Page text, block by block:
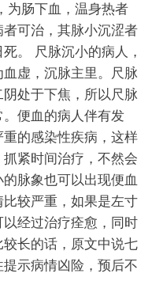
为肠下血，温身热者
可治，其脉小沉涩者
。
尺脉沉小的病人，
虚，沉脉主里。尺脉
处于下焦，所以尺脉
便血的病人伴有发
的感染性疾病，这样
紧时间治疗，不然会
脉象也可以出现便血
较严重，如果是左寸
经过治疗痊愈，同时
长的话，原文中说七
示病情凶险，预后不